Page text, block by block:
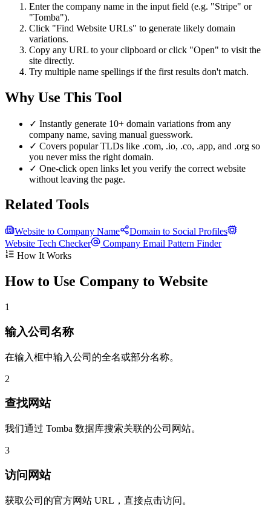
Enter the company name in the input field (e.g. "Stripe" or
"Tomba").
Click "Find Website URLs" to generate likely domain
variations.
Copy any URL to your clipboard or click "Open" to visit the
site directly.
Try multiple name spellings if the first results don't match.
Why Use This Tool
✓ Instantly generate 10+ domain variations from any
company name, saving manual guesswork.
✓ Covers popular TLDs like .com, .io, .co, .app, and .org so
you never miss the right domain.
✓ One-click open links let you verify the correct website
without leaving the page.
Related Tools
Website to Company Name
Domain to Social Profiles
Website Tech Checker
Company Email Pattern Finder
How It Works
How to Use Company to Website
1
输入公司名称
在输入框中输入公司的全名或部分名称。
2
查找网站
我们通过 Tomba 数据库搜索关联的公司网站。
3
访问网站
获取公司的官方网站 URL，直接点击访问。